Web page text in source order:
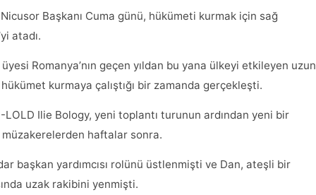
Başkanı Cuma günü, hükümeti kurmak için sağ
atadı.
Romanya’nın geçen yıldan bu yana ülkeyi etkileyen uzun
kurmaya çalıştığı bir zamanda gerçekleşti.
Ilie Bology, yeni toplantı turunun ardından yeni bir
haftalar sonra.
başkan yardımcısı rolünü üstlenmişti ve Dan, ateşli bir
uzak rakibini yenmişti.